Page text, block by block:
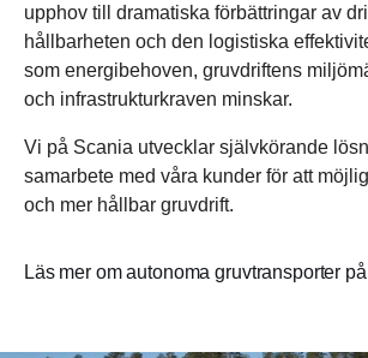
upphov till dramatiska förbättringar av
hållbarheten och den logistiska
som energibehoven, gruvdriftens
och infrastrukturkraven minskar.
Vi på Scania utvecklar självkörande
samarbete med våra kunder för att
och mer hållbar gruvdrift.
Läs mer om autonoma gruvtransporter